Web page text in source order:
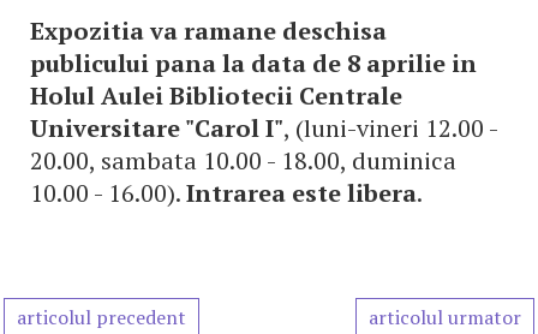
Expozitia va ramane deschisa
publicului pana la data de 8 aprilie in
Holul Aulei Bibliotecii Centrale
Universitare "Carol I", (luni-vineri 12.00 -
20.00, sambata 10.00 - 18.00, duminica
10.00 - 16.00).Intrarea este libera.
articolul precedent articolul urmator